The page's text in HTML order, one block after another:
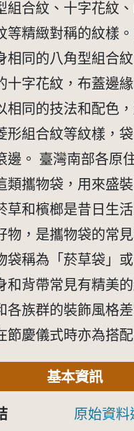
組合紋、十字花紋
等精緻對稱的紋樣
相同的八角型組合
十字花紋，布蓋邊
相同的技法和配色
形組合紋等紋樣，
邊。 臺灣南部各原
類攜物袋，用來盛
草和檳榔是昔日生
物，是攜物袋的常
袋稱為「菸草袋」
和背帶常見有精美
各族群的裝飾風格
節慶儀式時亦為搭
基本資訊
原始資料